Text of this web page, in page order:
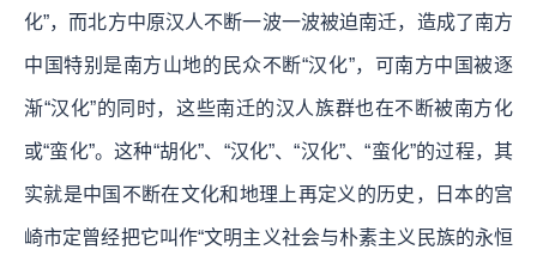
化”，而北方中原汉人不断一波一波被迫南迁，造成了南方
中国特别是南方山地的民众不断“汉化”，可南方中国被逐
渐“汉化”的同时，这些南迁的汉人族群也在不断被南方化
或“蛮化”。这种“胡化”、“汉化”、“汉化”、“蛮化”的过程，其
实就是中国不断在文化和地理上再定义的历史，日本的宫
崎市定曾经把它叫作“文明主义社会与朴素主义民族的永恒